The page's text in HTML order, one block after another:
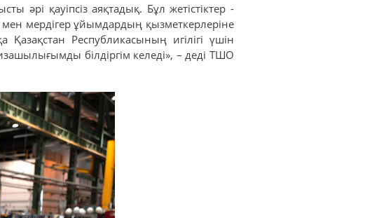
әрі қауіпсіз аяқтадық. Бұл жетістіктер -
мердігер ұйымдардың қызметкерлеріне
Қазақстан Республикасының игілігі үшін
білдіргім келеді», – деді ТШО